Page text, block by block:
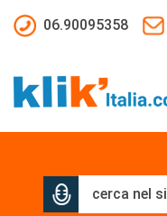
06.90095358